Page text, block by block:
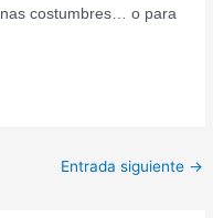
costumbres… o para
Entrada siguiente →